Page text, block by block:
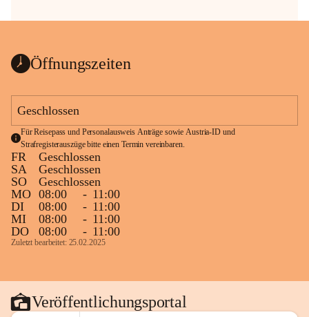
Öffnungszeiten
Geschlossen
Für Reisepass und Personalausweis Anträge sowie Austria-ID und
Strafregisterauszüge bitte einen Termin vereinbaren.
FR
Geschlossen
SA
Geschlossen
SO
Geschlossen
MO 08:00 - 11:00
DI
08:00 - 11:00
MI
08:00 - 11:00
DO
08:00 - 11:00
Zuletzt bearbeitet: 25.02.2025
Veröffentlichungsportal